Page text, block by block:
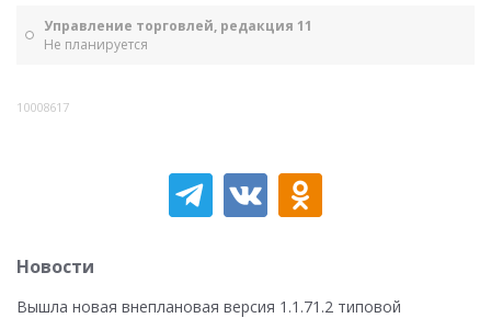
Управление торговлей, редакция 11
Не планируется
10008617
Новости
Вышла новая внеплановая версия 1.1.71.2 типовой